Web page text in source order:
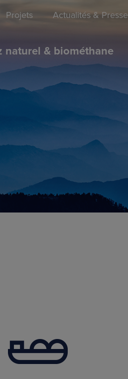
Projets Actualités & Presse
naturel & biométhane